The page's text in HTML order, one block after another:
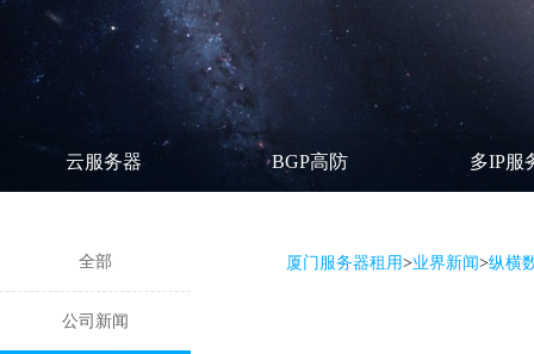
云服务器 BGP高防 多IP服
全部
公司新闻
厦门服务器租用>业界新闻>纵横